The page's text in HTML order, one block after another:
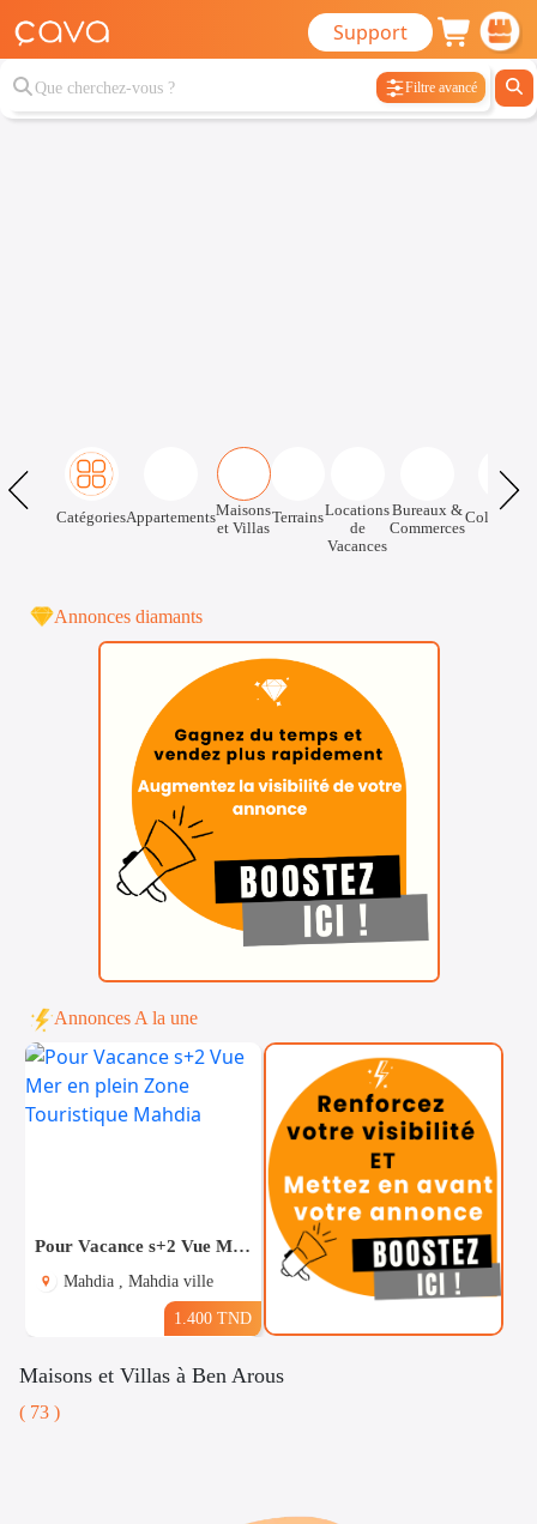
Support
Filtre avancé
CatégoriesAppartementsMaisons
et Villas
TerrainsLocations
de
Vacances
Bureaux &
Commerces
Annonces diamants
Annonces A la une
Pour Vacance s+2 Vue Mer en plein Zone Touristique Mahdia
Mahdia , Mahdia ville
1.400 TND
Maisons et Villas à Ben Arous
( 73 )